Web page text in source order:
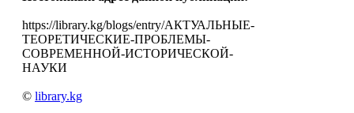
https://library.kg/blogs/entry/АКТУАЛЬНЫЕ-
ТЕОРЕТИЧЕСКИЕ-ПРОБЛЕМЫ-
СОВРЕМЕННОЙ-ИСТОРИЧЕСКОЙ-
НАУКИ
© library.kg